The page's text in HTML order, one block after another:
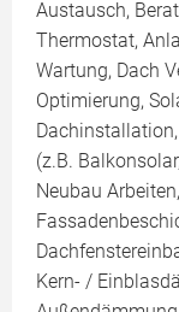
Austausch,
Thermostat,
Wartung, Dach
Optimierung,
(z.B.
Neubau
Kern- /